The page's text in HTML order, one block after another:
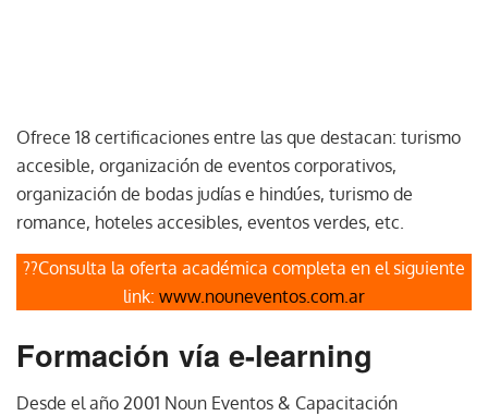
Ofrece 18 certificaciones entre las que destacan: turismo
accesible, organización de eventos corporativos,
organización de bodas judías e hindúes, turismo de
romance, hoteles accesibles, eventos verdes, etc.
??Consulta la oferta académica completa en el siguiente
link: www.nouneventos.com.ar
Formación vía e-learning
Desde el año 2001 Noun Eventos & Capacitación